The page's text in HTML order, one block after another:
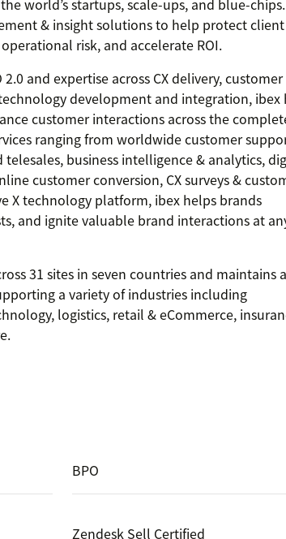
world’s startups, scale-ups, and blue-
& insight solutions to help protect client
risk, and accelerate ROI.
and expertise across CX delivery, customer
development and integration, ibex
customer interactions across the
ranging from worldwide customer
business intelligence & analytics,
customer conversion, CX surveys &
X technology platform, ibex helps brands
and ignite valuable brand interactions at
31 sites in seven countries and maintains a
a variety of industries including
logistics, retail & eCommerce,
BPO
Zendesk Sell Certified